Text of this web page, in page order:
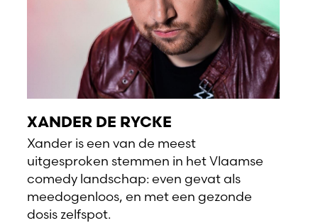
XANDER DE RYCKE
Xander is een van de meest
uitgesproken stemmen in het Vlaamse
comedy landschap: even gevat als
meedogenloos, en met een gezonde
dosis zelfspot.